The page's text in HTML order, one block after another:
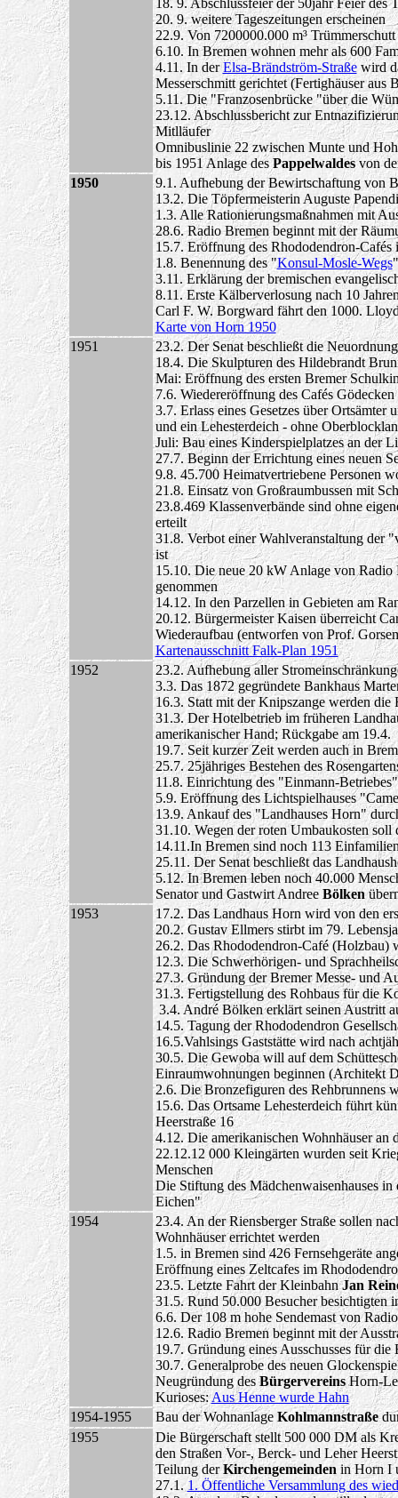
18. 9. Abschlussfeier der 50jahr Feier des
20. 9. weitere Tageszeitungen erscheinen
22.9. Von 7200000.000 m³
6.10. In Bremen wohnen mehr als 600
4.11. In derElsa-Brändström-Straßewird
Messerschmitt gerichtet (Fertighäuser aus
5.11. Die "Franzosenbrücke "über die
23.12. Abschlussbericht zur
Mitlläufer
Omnibuslinie 22 zwischen Munte und
bis 1951 Anlage desPappelwaldesvon
1950
9.1. Aufhebung der Bewirtschaftung von
13.2. Die Töpfermeisterin Auguste
1.3. Alle Rationierungsmaßnahmen mit
28.6. Radio Bremen beginnt mit der
15.7. Eröffnung des Rhododendron-Cafés
1.8. Benennung des "Konsul-Mosle-Wegs"
3.11. Erklärung der bremischen
8.11. Erste Kälberverlosung nach 10
Carl F. W. Borgward fährt den 1000.
Karte von Horn 1950
1951
23.2. Der Senat beschließt die
18.4. Die Skulpturen des Hildebrandt
Mai: Eröffnung des ersten Bremer
7.6. Wiedereröffnung des Cafés Gödecken
3.7. Erlass eines Gesetzes über
und ein Lehesterdeich - ohne
Juli: Bau eines Kinderspielplatzes an der
27.7. Beginn der Errichtung eines neuen
9.8. 45.700 Heimatvertriebene Personen
21.8. Einsatz von Großraumbussen mit
23.8.469 Klassenverbände sind ohne
erteilt
31.8. Verbot einer Wahlveranstaltung der
ist
15.10. Die neue 20 kW Anlage von
genommen
14.12. In den Parzellen in Gebieten am
20.12. Bürgermeister Kaisen überreicht
Wiederaufbau (entworfen von Prof.
Kartenausschnitt Falk-Plan 1951
1952
23.2. Aufhebung aller
3.3. Das 1872 gegründete Bankhaus
16.3. Statt mit der Knipszange werden die
31.3. Der Hotelbetrieb im früheren
amerikanischer Hand; Rückgabe am 19.4.
19.7. Seit kurzer Zeit werden auch in
25.7. 25jähriges Bestehen des
11.8. Einrichtung des "Einmann-
5.9. Eröffnung des Lichtspielhauses
13.9. Ankauf des "Landhauses Horn"
31.10. Wegen der roten Umbaukosten
14.11.In Bremen sind noch 113
25.11. Der Senat beschließt das
5.12. In Bremen leben noch 40.000
Senator und Gastwirt AndreeBölken
1953
17.2. Das Landhaus Horn wird von den
20.2. Gustav Ellmers stirbt im 79.
26.2. Das Rhododendron-Café (Holzbau)
12.3. Die Schwerhörigen- und
27.3. Gründung der Bremer Messe- und
31.3. Fertigstellung des Rohbaus für die
3.4. André Bölken erklärt seinen Austritt
14.5. Tagung der Rhododendron
16.5.Vahlsings Gaststätte wird nach
30.5. Die Gewoba will auf dem
Einraumwohnungen beginnen (Architekt
2.6. Die Bronzefiguren des Rehbrunnens
15.6. Das Ortsame Lehesterdeich führt
Heerstraße 16
4.12. Die amerikanischen Wohnhäuser an
22.12.12 000 Kleingärten wurden seit
Menschen
Die Stiftung des Mädchenwaisenhauses
Eichen"
1954
23.4. An der Riensberger Straße sollen
Wohnhäuser errichtet werden
1.5. in Bremen sind 426 Fernsehgeräte
Eröffnung eines Zeltcafes im
23.5. Letzte Fahrt der KleinbahnJan
31.5. Rund 50.000 Besucher besichtigten
6.6. Der 108 m hohe Sendemast von
12.6. Radio Bremen beginnt mit der
19.7. Gründung eines Ausschusses für
30.7. Generalprobe des neuen
Neugründung desBürgervereinsHorn-
Kurioses:Aus Henne wurde Hahn
1954-1955
Bau der Wohnanlage Kohlmannstraße
1955
Die Bürgerschaft stellt 500 000 DM als
den Straßen Vor-, Berck- und Leher
Teilung derKirchengemeinden in Horn I
27.1.1. Öffentliche Versammlung des